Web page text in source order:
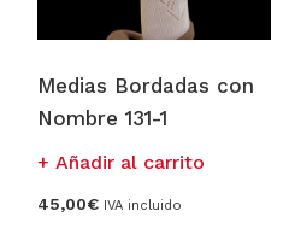
Medias Bordadas con
Nombre 131-1
Añadir al carrito
45,00€ IVA incluido